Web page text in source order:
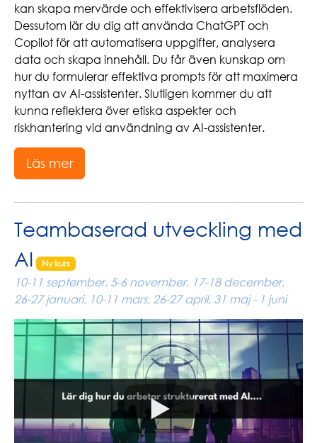
kan skapa mervärde och effektivisera arbetsflöden.
Dessutom lär du dig att använda ChatGPT och
Copilot för att automatisera uppgifter, analysera
data och skapa innehåll. Du får även kunskap om
hur du formulerar effektiva prompts för att maximera
nyttan av AI-assistenter. Slutligen kommer du att
kunna reflektera över etiska aspekter och
riskhantering vid användning av AI-assistenter.
Läs mer
Teambaserad utveckling med
AI
Ny kurs
10-11 september, 5-6 november, 17-18 december,
26-27 januari, 10-11 mars, 26-27 april, 31 maj - 1 juni